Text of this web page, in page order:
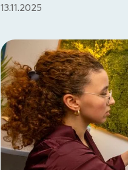
13.11.2025